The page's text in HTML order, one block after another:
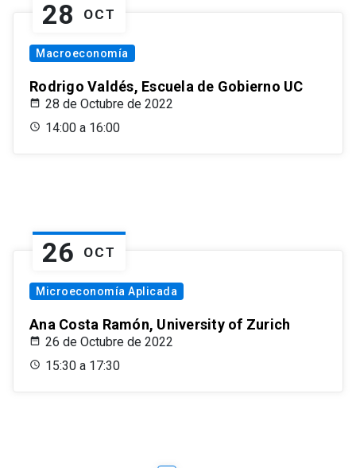
28 OCT
Macroeconomía
Rodrigo Valdés, Escuela de Gobierno UC
28 de Octubre de 2022
14:00 a 16:00
26 OCT
Microeconomía Aplicada
Ana Costa Ramón, University of Zurich
26 de Octubre de 2022
15:30 a 17:30